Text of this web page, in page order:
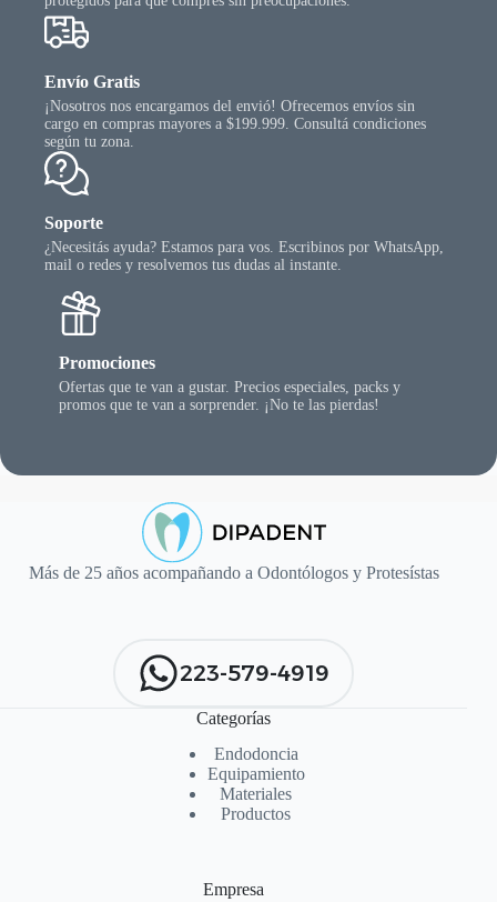
Envío Gratis
¡Nosotros nos encargamos del envió! Ofrecemos envíos sin
cargo en compras mayores a $199.999. Consultá condiciones
según tu zona.
Soporte
¿Necesitás ayuda? Estamos para vos. Escribinos por WhatsApp,
mail o redes y resolvemos tus dudas al instante.
Promociones
Ofertas que te van a gustar. Precios especiales, packs y
promos que te van a sorprender. ¡No te las pierdas!
Más de 25 años acompañando a Odontólogos y Protesístas
223-579-4919
Categorías
Endodoncia
Equipamiento
Materiales
Productos
Empresa